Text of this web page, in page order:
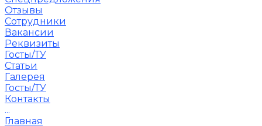
Отзывы
Сотрудники
Вакансии
Реквизиты
Госты/ТУ
Статьи
Галерея
Госты/ТУ
Контакты
...
Главная